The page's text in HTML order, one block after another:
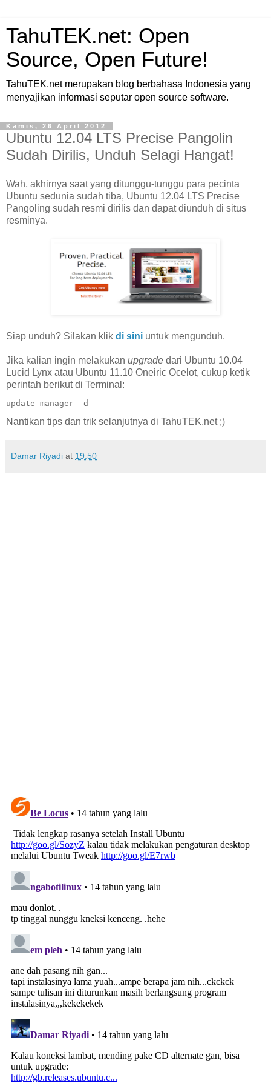
TahuTEK.net: Open
Source, Open Future!
TahuTEK.net merupakan blog berbahasa Indonesia yang
menyajikan informasi seputar open source software.
Kamis, 26 April 2012
Ubuntu 12.04 LTS Precise Pangolin
Sudah Dirilis, Unduh Selagi Hangat!
Wah, akhirnya saat yang ditunggu-tunggu para pecinta
Ubuntu sedunia sudah tiba, Ubuntu 12.04 LTS Precise
Pangoling sudah resmi dirilis dan dapat diunduh di situs
resminya.
Siap unduh? Silakan klik di sini untuk mengunduh.
Jika kalian ingin melakukan upgrade dari Ubuntu 10.04
Lucid Lynx atau Ubuntu 11.10 Oneiric Ocelot, cukup ketik
perintah berikut di Terminal:
update-manager -d
Nantikan tips dan trik selanjutnya di TahuTEK.net ;)
Damar Riyadi at 19.50